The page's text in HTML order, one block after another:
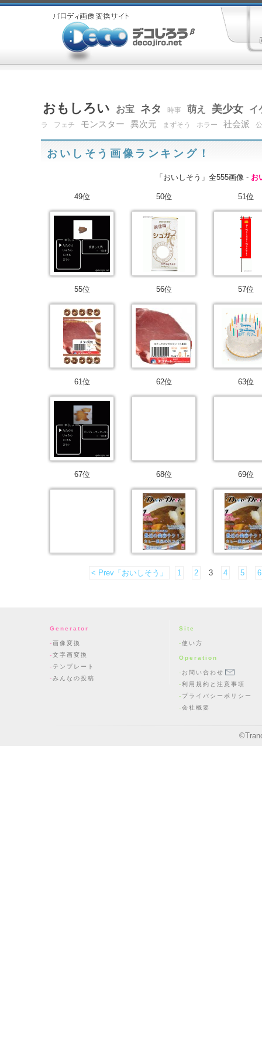
おもしろい お宝 ネタ 時事 萌え 美少女 イ
ラ フェチ モンスター 異次元 まずそう ホラー 社会派
おいしそう画像ランキング！
「おいしそう」全555画像 - お
49位 50位 51位
55位 56位 57位
61位 62位 63位
67位 68位 69位
< Prev「おいしそう」 1 2 3 4 5 6
Generator
画像変換
文字画変換
テンプレート
みんなの投稿
Site
使い方
Operation
お問い合わせ
利用規約と注意事項
プライバシーポリシー
会社概要
©